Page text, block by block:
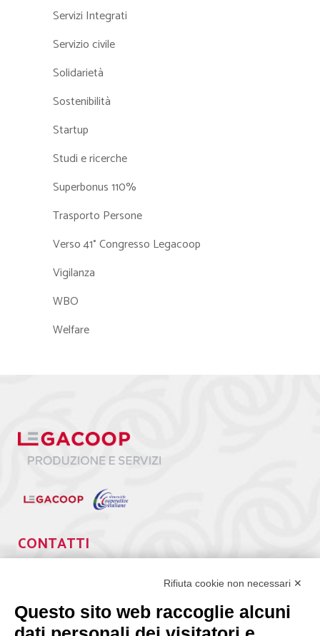
Servizi Integrati
Servizio civile
Solidarietà
Sostenibilità
Startup
Studi e ricerche
Superbonus 110%
Trasporto Persone
Verso 41° Congresso Legacoop
Vigilanza
WBO
Welfare
CONTATTI
segreteria@lps.coop
Rifiuta cookie non necessari ✕
Questo sito web raccoglie alcuni